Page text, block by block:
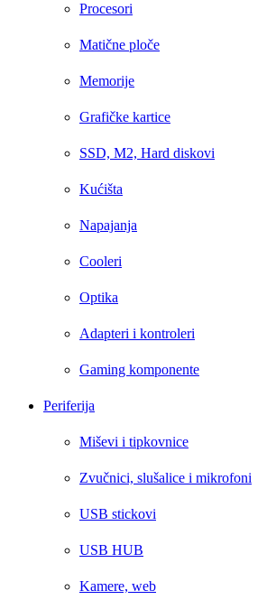
Procesori
Matične ploče
Memorije
Grafičke kartice
SSD, M2, Hard diskovi
Kućišta
Napajanja
Cooleri
Optika
Adapteri i kontroleri
Gaming komponente
Periferija
Miševi i tipkovnice
Zvučnici, slušalice i mikrofoni
USB stickovi
USB HUB
Kamere, web